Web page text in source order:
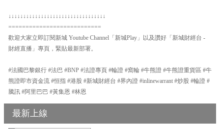
↓↓↓↓↓↓↓↓↓↓↓↓↓↓↓↓↓↓↓↓↓↓↓↓↓↓↓↓↓↓↓↓↓
===========================
歡迎大家立即訂閱新城 Youtube Channel「新城Play」以及讚好「新城財經台 -
財經直播」專頁，緊貼最新部署。
#法國巴黎銀行 #法巴 #BNP #法證專頁 #輪證 #窩輪 #牛熊證 #牛熊證重貨區 #牛
熊證即市資金流 #恒指 #港股 #新城財經台 #界內證 #inlinewarrant #炒股 #輪證 #
騰訊 #阿里巴巴 #黃集恩 #林恩
最新上線